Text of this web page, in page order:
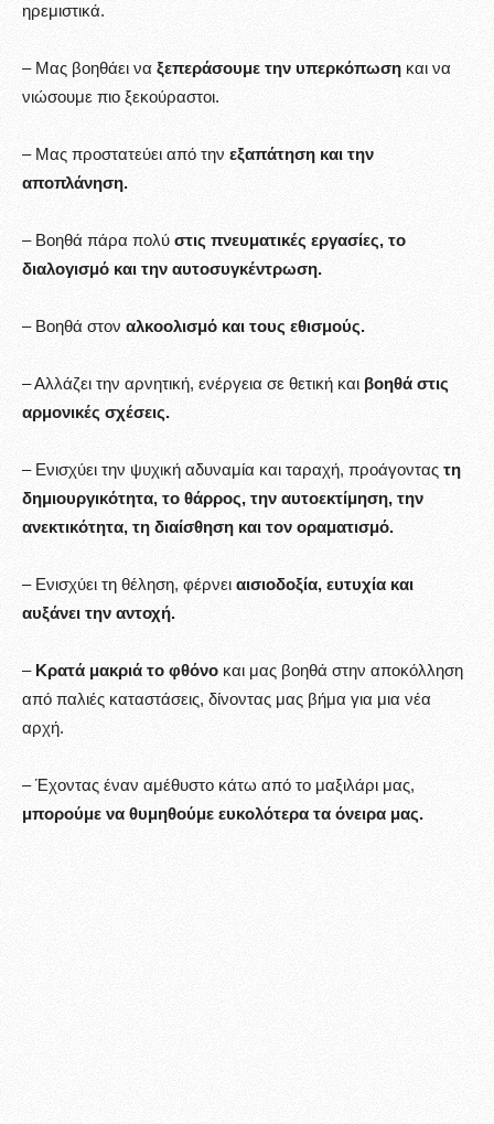
ηρεμιστικά.
– Μας βοηθάει να ξεπεράσουμε την υπερκόπωση και να
νιώσουμε πιο ξεκούραστοι.
– Μας προστατεύει από την εξαπάτηση και την
αποπλάνηση.
– Βοηθά πάρα πολύ στις πνευματικές εργασίες, το
διαλογισμό και την αυτοσυγκέντρωση.
– Βοηθά στον αλκοολισμό και τους εθισμούς.
– Αλλάζει την αρνητική, ενέργεια σε θετική και βοηθά στις
αρμονικές σχέσεις.
– Ενισχύει την ψυχική αδυναμία και ταραχή, προάγοντας τη
δημιουργικότητα, το θάρρος, την αυτοεκτίμηση, την
ανεκτικότητα, τη διαίσθηση και τον οραματισμό.
– Ενισχύει τη θέληση, φέρνει αισιοδοξία, ευτυχία και
αυξάνει την αντοχή.
– Κρατά μακριά το φθόνο και μας βοηθά στην αποκόλληση
από παλιές καταστάσεις, δίνοντας μας βήμα για μια νέα
αρχή.
– Έχοντας έναν αμέθυστο κάτω από το μαξιλάρι μας,
μπορούμε να θυμηθούμε ευκολότερα τα όνειρα μας.